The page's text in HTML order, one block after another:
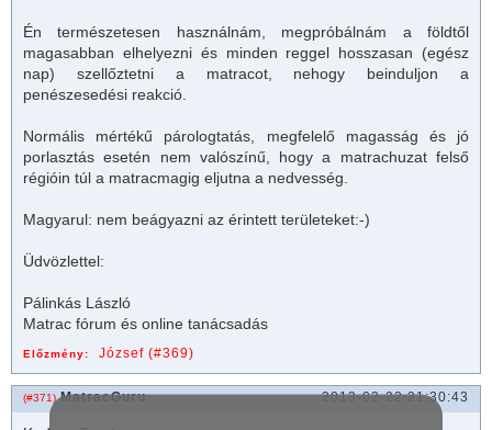
Én természetesen használnám, megpróbálnám a földtől
magasabban elhelyezni és minden reggel hosszasan (egész
nap) szellőztetni a matracot, nehogy beinduljon a
penészesedési reakció.
Normális mértékű párologtatás, megfelelő magasság és jó
porlasztás esetén nem valószínű, hogy a matrachuzat felső
régióin túl a matracmagig eljutna a nedvesség.
Magyarul: nem beágyazni az érintett területeket:-)
Üdvözlettel:
Pálinkás László
Matrac fórum és online tanácsadás
Előzmény: József (#369)
(#371)MatracGuru 2013-02-22 21:30:43